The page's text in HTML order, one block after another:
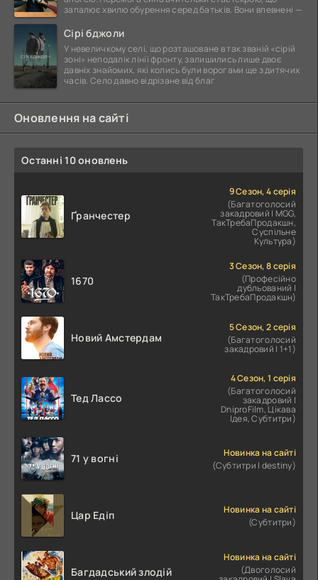
запалює хвилю обурення серед батьків. Вони впевнені —
Сірі бджоли
У невеличкому селі, що розташоване в так званій «сірій
зоні» неподалік лінії фронту, залишились лише двоє
давніх знайомих, які колись були ворогами ще з дитячих
часів. Село давно відрізане від благ
Оновлення на сайті
Останні 10 оновлень
Ґранчестер
9 Сезон, 4 серія
(Багатоголосий
закадровий | MGG,
ТакТребаПродакшн,
Суспільне
Культура)
1670
3 Сезон, 8 серія
(Професійно
дубльований |
ТакТребаПродакшн)
Новий Амстердам
5 Сезон, 2 серія
(Багатоголосий
закадровий | 1+1)
Тед Лассо
4 Сезон, 1 серія
(Багатоголосий
закадровий |
DniproFilm, Цікава
Ідея, Субтитри)
71 у вогні
Новинка на сайті
(Субтитри | destiny)
Цар Едіп
Новинка на сайті
(Субтитри)
Багдадський злодій
Новинка на сайті
(Двоголосий